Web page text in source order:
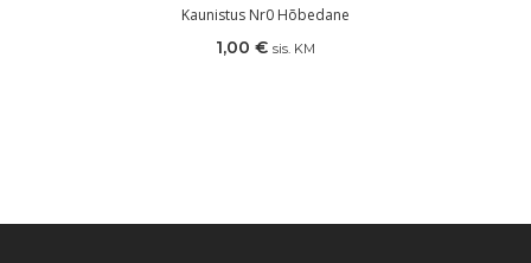
Kaunistus Nr0 Hõbedane
1,00 € sis. KM